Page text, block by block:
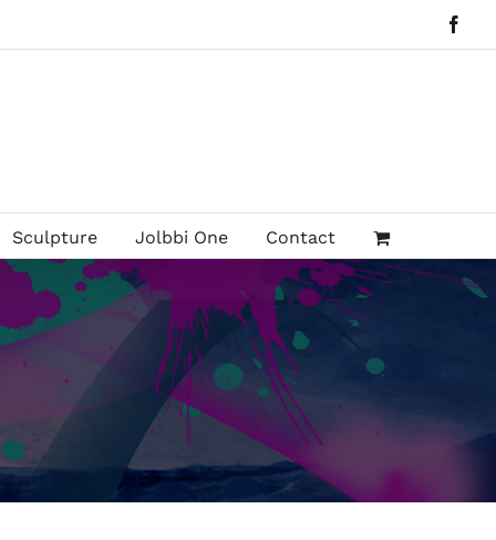
Sculpture Jolbbi One Contact